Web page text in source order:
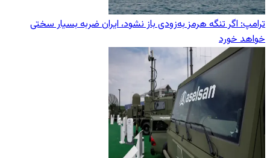
ترامپ: اگر تنگه هرمز به‌زودی باز نشود، ایران ضربه بسیار سختی
خواهد خورد